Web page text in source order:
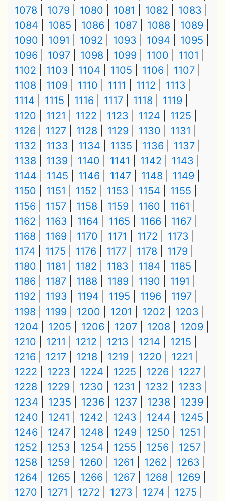
1078
1079 1080 1081 1082
1083
1084
1085 1086 1087 1088
1089
1090
1091 1092 1093 1094
1095
1096
1097 1098 1099 1100
1101
1102
1103 1104 1105 1106
1107
1108
1109 1110 1111 1112
1113
1114
1115 1116 1117 1118
1119
1120
1121 1122 1123 1124
1125
1126
1127 1128 1129 1130
1131
1132
1133 1134 1135 1136
1137
1138
1139 1140 1141 1142
1143
1144
1145 1146 1147 1148
1149
1150
1151 1152 1153 1154
1155
1156
1157 1158 1159 1160
1161
1162
1163 1164 1165 1166
1167
1168
1169 1170 1171 1172
1173
1174
1175 1176 1177 1178
1179
1180
1181 1182 1183 1184
1185
1186
1187 1188 1189 1190
1191
1192
1193 1194 1195 1196
1197
1198
1199 1200 1201 1202
1203
1204
1205 1206 1207 1208
1209
1210
1211 1212 1213 1214
1215
1216
1217 1218 1219 1220
1221
1222
1223 1224 1225 1226
1227
1228
1229 1230 1231 1232
1233
1234
1235 1236 1237 1238
1239
1240
1241 1242 1243 1244
1245
1246
1247 1248 1249 1250
1251
1252
1253 1254 1255 1256
1257
1258
1259 1260 1261 1262
1263
1264
1265 1266 1267 1268
1269
1270
1271 1272 1273 1274
1275